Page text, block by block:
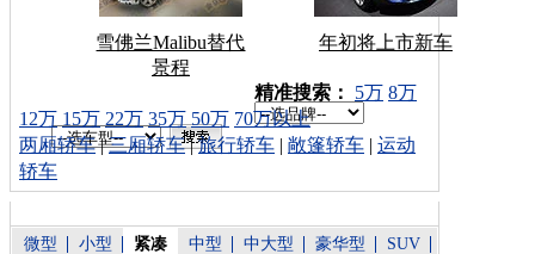
雪佛兰Malibu替代
景程
年初将上市新车
车型搜索：
精准搜索： 5万 8万
12万 15万 22万 35万 50万 70万以上
两厢轿车|三厢轿车|旅行轿车 | 敞篷轿车 | 运动
轿车
微型 小型 紧凑 中型 中大型 豪华型 SUV